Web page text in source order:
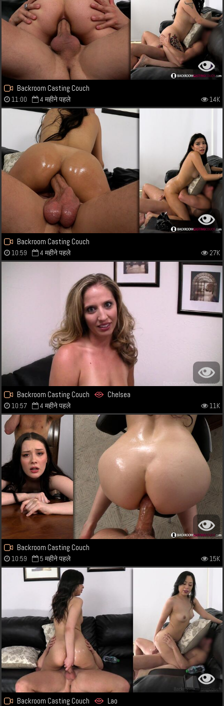
Backroom Casting Couch
11:00 4 महीने पहले 14K
Backroom Casting Couch
10:59 4 महीने पहले 27K
Backroom Casting Couch Chelsea
10:57 4 महीने पहले 11K
Backroom Casting Couch
10:59 5 महीने पहले 15K
Backroom Casting Couch Lao